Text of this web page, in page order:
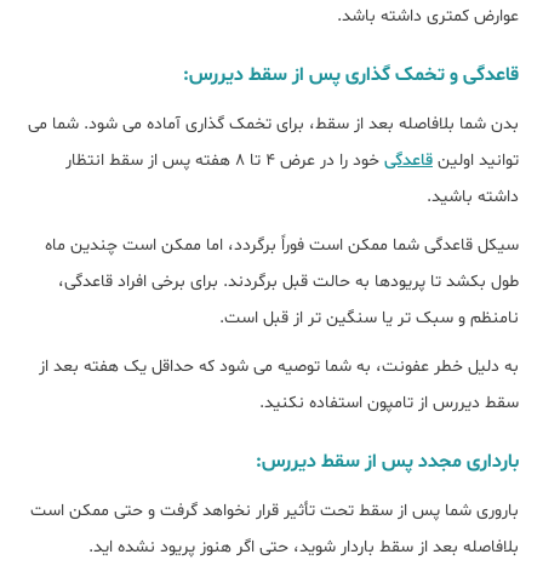
عوارض کمتری داشته باشد.
قاعدگی و تخمک گذاری پس از سقط دیررس:
بدن شما بلافاصله بعد از سقط، برای تخمک گذاری آماده می شود. شما می
توانید اولین قاعدگی
خود را در عرض 4 تا 8 هفته پس از سقط انتظار
داشته باشید.
سیکل قاعدگی شما ممکن است فوراً برگردد، اما ممکن است چندین ماه
طول بکشد تا پریودها به حالت قبل برگردند. برای برخی افراد قاعدگی،
نامنظم و سبک تر یا سنگین تر از قبل است.
به دلیل خطر عفونت، به شما توصیه می شود که حداقل یک هفته بعد از
سقط دیررس از تامپون استفاده نکنید.
بارداری مجدد پس از سقط دیررس:
باروری شما پس از سقط تحت تأثیر قرار نخواهد گرفت و حتی ممکن است
بلافاصله بعد از سقط باردار شوید، حتی اگر هنوز پریود نشده اید.